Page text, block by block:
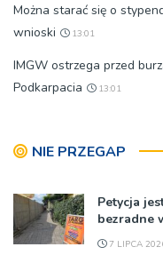
Można starać się o
wnioski
13:01
IMGW ostrzega przed
Podkarpacia
13:01
NIE PRZEGAP
Petycja
bezradne
7 LIPCA